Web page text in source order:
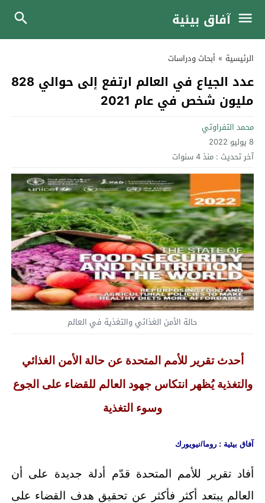
آفاق بيئية
الرئيسية » أبحاث ودراسات
عدد الجياع في العالم ارتفع إلى حوالي 828
مليون شخص في عام 2021
محمد التفراوتي
8 يوليو 2022
آخر تحديث : منذ 4 سنوات
حالة الأمن الغذائي والتغذية في العالم
أحدث تقرير للأمم المتحدة عن حالة الأمن الغذائي
والتغذية يُظهر انتكاس جهود العالم للقضاء على الجوع
وسوء التغذية
آفاق بيئية : روما/نيويورك
أفاد تقرير للأمم المتحدة قدّم أدلة جديدة على أن
العالم يبتعد أكثر فأكثر عن تحقيق هدف القضاء على